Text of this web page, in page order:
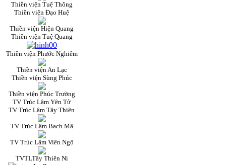
Thiền viện Tuệ Thông
Thiền viện Đạo Huệ
Thiền viện Hiện Quang
Thiền viện Tuệ Quang
Thiền viện Phước Nghiêm
Thiền viện An Lạc
Thiền viện Sùng Phúc
Thiền viện Phúc Trường
TV Trúc Lâm Yên Tử
TV Trúc Lâm Tây Thiên
TV Trúc Lâm Bạch Mã
TV Trúc Lâm Viên Ngộ
TVTLTây Thiên Ni